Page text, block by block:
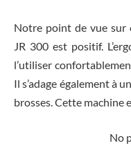
Notre point de vue sur
JR 300 est positif.
l’utiliser
Il s’adage également à
brosses. Cette machine
No